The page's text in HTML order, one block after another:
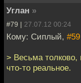
Углан »
#79 | 27.07.12 00:24
Кому: Сиплый, #59
> Весьма толково,
что-то реальное.